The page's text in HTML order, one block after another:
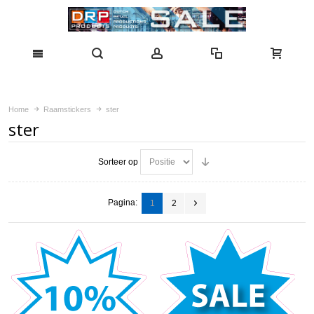
Home Raamstickers ster
ster
Sorteer op
Pagina: 1 2